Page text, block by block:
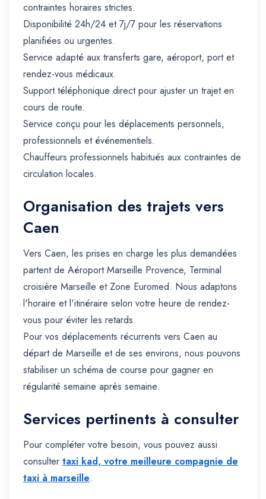
contraintes horaires strictes.
Disponibilité 24h/24 et 7j/7 pour les réservations
planifiées ou urgentes.
Service adapté aux transferts gare, aéroport, port et
rendez-vous médicaux.
Support téléphonique direct pour ajuster un trajet en
cours de route.
Service conçu pour les déplacements personnels,
professionnels et événementiels.
Chauffeurs professionnels habitués aux contraintes de
circulation locales.
Organisation des trajets vers
Caen
Vers Caen, les prises en charge les plus demandées
partent de Aéroport Marseille Provence, Terminal
croisière Marseille et Zone Euromed. Nous adaptons
l'horaire et l'itinéraire selon votre heure de rendez-
vous pour éviter les retards.
Pour vos déplacements récurrents vers Caen au
départ de Marseille et de ses environs, nous pouvons
stabiliser un schéma de course pour gagner en
régularité semaine après semaine.
Services pertinents à consulter
Pour compléter votre besoin, vous pouvez aussi
consulter taxi kad, votre meilleure compagnie de
taxi à marseille.